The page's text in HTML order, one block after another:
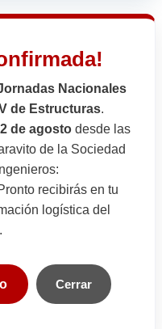
Nacionales
de Estructuras.
de agostodesde las
de la Sociedad
recibirás en tu
logística del
Cerrar